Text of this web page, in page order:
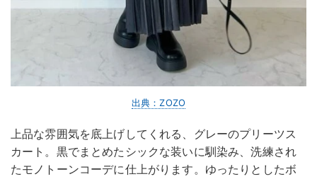
出典：ZOZO
上品な雰囲気を底上げしてくれる、グレーのプリーツス
カート。黒でまとめたシックな装いに馴染み、洗練され
たモノトーンコーデに仕上がります。ゆったりとしたボ